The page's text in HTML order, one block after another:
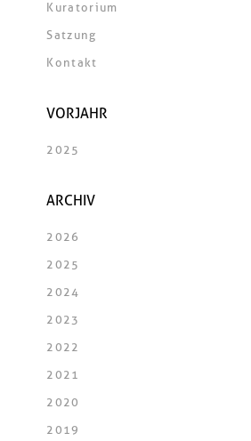
Kuratorium
Satzung
Kontakt
VORJAHR
2025
ARCHIV
2026
2025
2024
2023
2022
2021
2020
2019